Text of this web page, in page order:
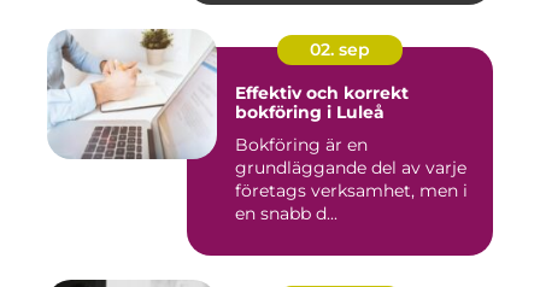
02. sep
Effektiv och korrekt
bokföring i Luleå
Bokföring är en
grundläggande del av varje
företags verksamhet, men i
en snabb d...